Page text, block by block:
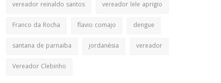
vereador reinaldo santos
vereador lele aprigio
Franco da Rocha
flavio comajo
dengue
santana de parnaiba
jordanésia
vereador
Vereador Clebinho